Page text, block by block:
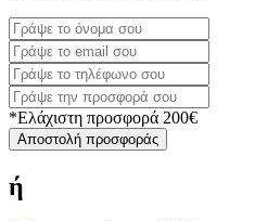
*Ελάχιστη προσφορά 200€
Αποστολή προσφοράς
ή